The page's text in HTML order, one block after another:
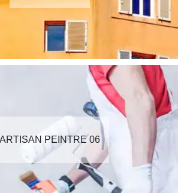
ARTISAN PEINTRE 06